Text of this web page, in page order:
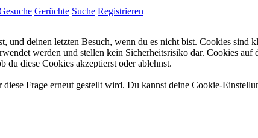
Gerüchte Suche Registrieren
deinen letzten Besuch, wenn du es nicht bist. Cookies sind
werden und stellen kein Sicherheitsrisiko dar. Cookies auf
du diese Cookies akzeptierst oder ablehnst.
Frage erneut gestellt wird. Du kannst deine Cookie-